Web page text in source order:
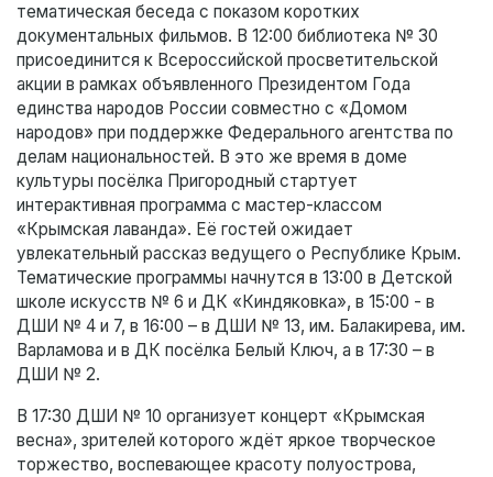
тематическая беседа с показом коротких
документальных фильмов. В 12:00 библиотека № 30
присоединится к Всероссийской просветительской
акции в рамках объявленного Президентом Года
единства народов России совместно с «Домом
народов» при поддержке Федерального агентства по
делам национальностей. В это же время в доме
культуры посёлка Пригородный стартует
интерактивная программа с мастер-классом
«Крымская лаванда». Её гостей ожидает
увлекательный рассказ ведущего о Республике Крым.
Тематические программы начнутся в 13:00 в Детской
школе искусств № 6 и ДК «Киндяковка», в 15:00 - в
ДШИ № 4 и 7, в 16:00 – в ДШИ № 13, им. Балакирева, им.
Варламова и в ДК посёлка Белый Ключ, а в 17:30 – в
ДШИ № 2.
В 17:30 ДШИ № 10 организует концерт «Крымская
весна», зрителей которого ждёт яркое творческое
торжество, воспевающее красоту полуострова,